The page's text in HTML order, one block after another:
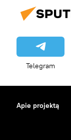
Telegram
Apie projektą